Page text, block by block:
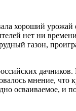
хороший урожай
нет ни
газон,
мнение, что
осваиваемое, и